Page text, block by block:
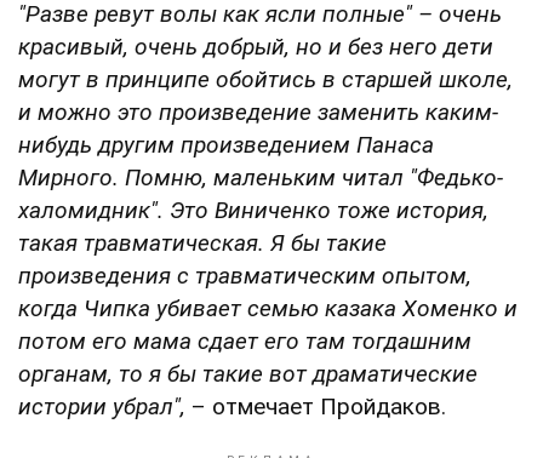
"Разве ревут волы как ясли полные" – очень
красивый, очень добрый, но и без него дети
могут в принципе обойтись в старшей школе,
и можно это произведение заменить каким-
нибудь другим произведением Панаса
Мирного. Помню, маленьким читал "Федько-
халомидник". Это Виниченко тоже история,
такая травматическая. Я бы такие
произведения с травматическим опытом,
когда Чипка убивает семью казака Хоменко и
потом его мама сдает его там тогдашним
органам, то я бы такие вот драматические
истории убрал", – отмечает Пройдаков.